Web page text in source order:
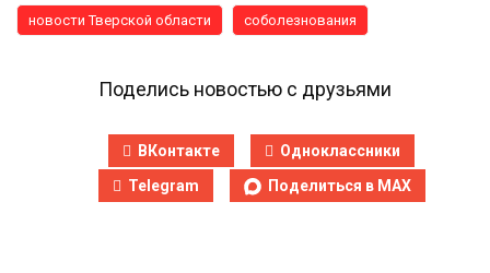
новости Тверской области соболезнования
Поделись новостью с друзьями
ВКонтакте
Одноклассники
Telegram
Поделиться в MAX